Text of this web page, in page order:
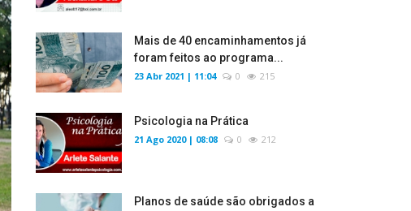
Mais de 40 encaminhamentos já
foram feitos ao programa...
23 Abr 2021 | 11:04 0 215
Psicologia na Prática
21 Ago 2020 | 08:08 0 212
Planos de saúde são obrigados a